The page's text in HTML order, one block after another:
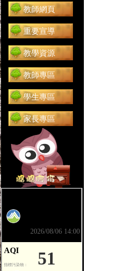
教師網頁
重要宣導
教學資源
教師專區
學生專區
家長專區